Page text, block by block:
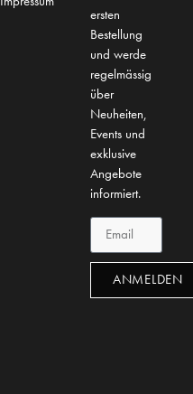
ersten
Bestellung
und werde
regelmässig
über
Neuheiten,
Events und
exklusive
Angebote
informiert.
ANMELDEN